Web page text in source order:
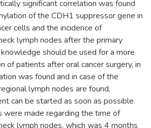
significant correlation was found
of the CDH1 suppressor gene in
cells and the incidence of
lymph nodes after the primary
knowledge should be used for a more
of patients after oral cancer surgery, in
was found and in case of the
lymph nodes are found,
can be started as soon as possible.
were made regarding the time of
lymph nodes, which was 4 months